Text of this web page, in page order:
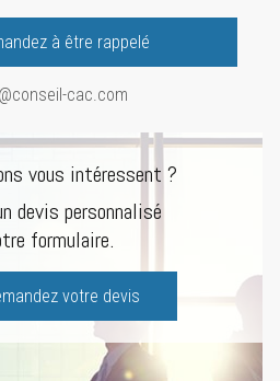
à être rappelé
cac.com
vous intéressent ?
devis personnalisé
formulaire.
votre devis